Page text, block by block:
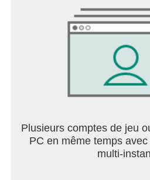
Plusieurs comptes de jeu
PC en même temps
multi-